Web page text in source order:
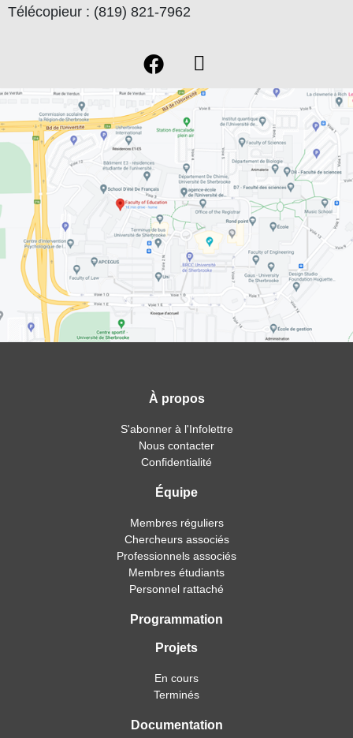
Télécopieur : (819) 821-7962
À propos
S'abonner à l'Infolettre
Nous contacter
Confidentialité
Équipe
Membres réguliers
Chercheurs associés
Professionnels associés
Membres étudiants
Personnel rattaché
Programmation
Projets
En cours
Terminés
Documentation